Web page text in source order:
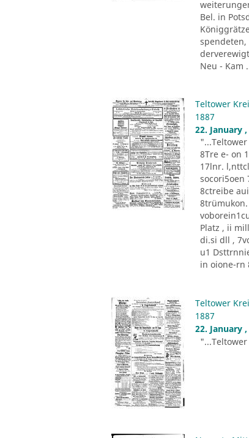
Bel. in
Neu - Kam
Teltower
1887
22. January
8Tre e- on
17lnr.
8ctreibe
8trümukon.
Platz , ii
di.si dll ,
u1
in oione-rn
Teltower
1887
22. January